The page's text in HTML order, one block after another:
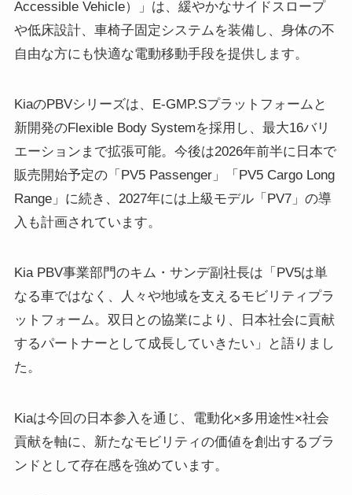
Accessible Vehicle）」は、緩やかなサイドスロープ
や低床設計、車椅子固定システムを装備し、身体の不
自由な方にも快適な電動移動手段を提供します。
KiaのPBVシリーズは、E-GMP.Sプラットフォームと
新開発のFlexible Body Systemを採用し、最大16バリ
エーションまで拡張可能。今後は2026年前半に日本で
販売開始予定の「PV5 Passenger」「PV5 Cargo Long
Range」に続き、2027年には上級モデル「PV7」の導
入も計画されています。
Kia PBV事業部門のキム・サンデ副社長は「PV5は単
なる車ではなく、人々や地域を支えるモビリティプラ
ットフォーム。双日との協業により、日本社会に貢献
するパートナーとして成長していきたい」と語りまし
た。
Kiaは今回の日本参入を通じ、電動化×多用途性×社会
貢献を軸に、新たなモビリティの価値を創出するブラ
ンドとして存在感を強めています。